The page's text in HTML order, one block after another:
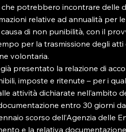
che potrebbero incontrare delle
relative ad annualità per
causa di non punibilità, con il
per la trasmissione degli
volontaria.
presentato la relazione di
imposte e ritenute – per i
attività dichiarate nell’ambito
entro 30 giorni
scorso dell’Agenzia delle
e la relativa